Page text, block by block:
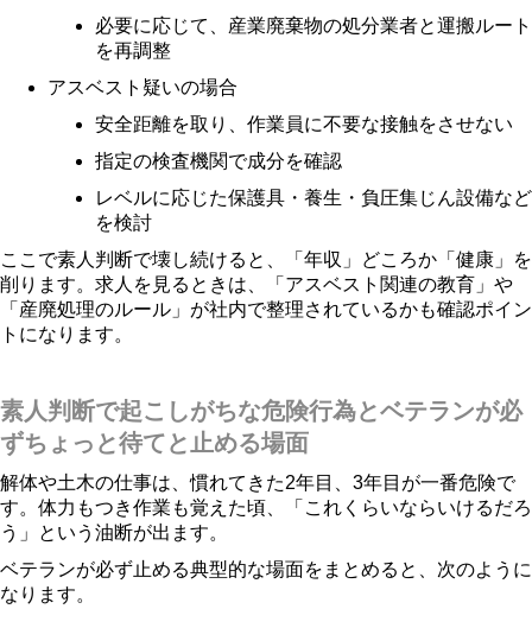
必要に応じて、産業廃棄物の処分業者と運搬ルート
を再調整
アスベスト疑いの場合
安全距離を取り、作業員に不要な接触をさせない
指定の検査機関で成分を確認
レベルに応じた保護具・養生・負圧集じん設備など
を検討
ここで素人判断で壊し続けると、「年収」どころか「健康」を
削ります。求人を見るときは、「アスベスト関連の教育」や
「産廃処理のルール」が社内で整理されているかも確認ポイン
トになります。
素人判断で起こしがちな危険行為とベテランが必
ずちょっと待てと止める場面
解体や土木の仕事は、慣れてきた2年目、3年目が一番危険で
す。体力もつき作業も覚えた頃、「これくらいならいけるだろ
う」という油断が出ます。
ベテランが必ず止める典型的な場面をまとめると、次のように
なります。